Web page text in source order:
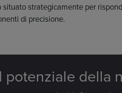
strategicamente per
di precisione.
potenziale della